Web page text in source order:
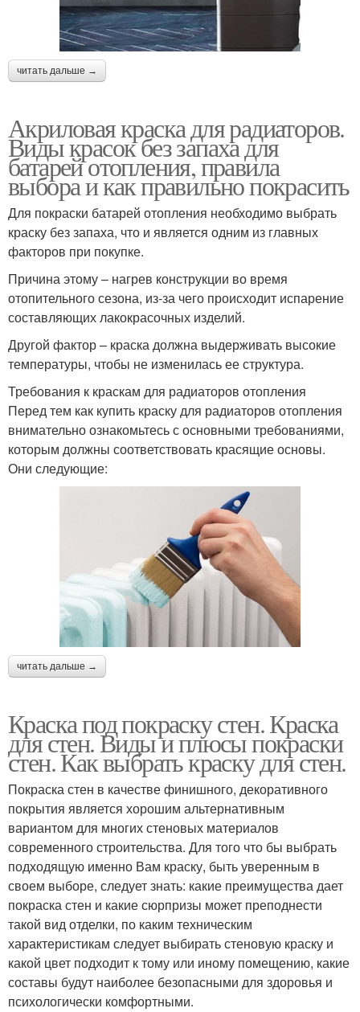
читать дальше →
Акриловая краска для радиаторов.
Виды красок без запаха для
батарей отопления, правила
выбора и как правильно покрасить
Для покраски батарей отопления необходимо выбрать
краску без запаха, что и является одним из главных
факторов при покупке.
Причина этому – нагрев конструкции во время
отопительного сезона, из-за чего происходит испарение
составляющих лакокрасочных изделий.
Другой фактор – краска должна выдерживать высокие
температуры, чтобы не изменилась ее структура.
Требования к краскам для радиаторов отопления
Перед тем как купить краску для радиаторов отопления
внимательно ознакомьтесь с основными требованиями,
которым должны соответствовать красящие основы.
Они следующие:
читать дальше →
Краска под покраску стен. Краска
для стен. Виды и плюсы покраски
стен. Как выбрать краску для стен.
Покраска стен в качестве финишного, декоративного
покрытия является хорошим альтернативным
вариантом для многих стеновых материалов
современного строительства. Для того что бы выбрать
подходящую именно Вам краску, быть уверенным в
своем выборе, следует знать: какие преимущества дает
покраска стен и какие сюрпризы может преподнести
такой вид отделки, по каким техническим
характеристикам следует выбирать стеновую краску и
какой цвет подходит к тому или иному помещению, какие
составы будут наиболее безопасными для здоровья и
психологически комфортными.